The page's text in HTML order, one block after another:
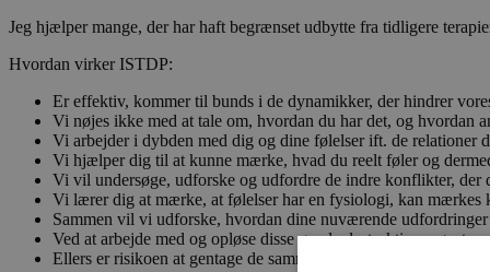
Jeg hjælper mange, der har haft begrænset udbytte fra tidligere
Hvordan virker ISTDP:
Er effektiv, kommer til bunds i de dynamikker, der hindrer
Vi nøjes ikke med at tale om, hvordan du har det, og hvordan
Vi arbejder i dybden med dig og dine følelser ift. de relationer
Vi hjælper dig til at kunne mærke, hvad du reelt føler og
Vi vil undersøge, udforske og udfordre de indre konflikter, der
Vi lærer dig at mærke, at følelser har en fysiologi, kan mærkes
Sammen vil vi udforske, hvordan dine nuværende
Ved at arbejde med og opløse disse gamle destruktive
Ellers er risikoen at gentage de samme negative mønstre igen